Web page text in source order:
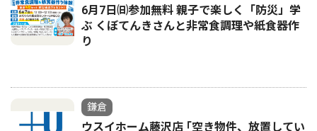
6月7日㈰参加無料 親子で楽しく「防災」学
ぶ くぼてんきさんと非常食調理や紙食器作
り
鎌倉
ウスイホーム藤沢店 ｢空き物件、放置してい